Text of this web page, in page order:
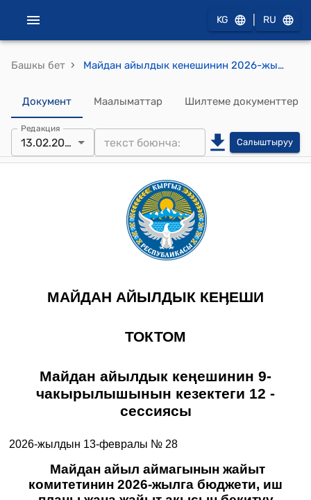
KG RU
Башкы бет › Майдан айылдык кенешинин 2026-жылдын 13-февралындагы №28 "Майдан айыл аймагынын жайыт комитетинин 2026-жылга бюджети, иш планы жана жайыт акысын бекитүү жөнүндө" токтому
Документ Маалыматтар Шилтеме документтер
Редакция
13.02.2026 Салыштыруу